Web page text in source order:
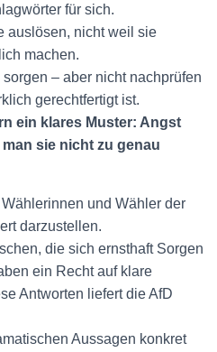
für sich.
auslösen, nicht weil sie
machen.
– aber nicht nachprüfen
gerechtfertigt ist.
ein klares Muster: Angst
sie nicht zu genau
und Wähler der
darzustellen.
die sich ernsthaft Sorgen
ein Recht auf klare
Antworten liefert die AfD
Aussagen konkret